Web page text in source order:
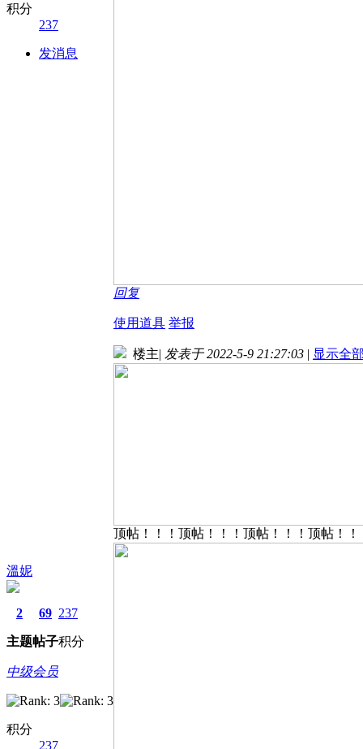
积分
237
发消息
回复
使用道具 举报
溫妮
2
主题
69
帖子
237
积分
中级会员
积分
237
楼主| 发表于 2022-5-9 21:27:03 | 显示全
顶帖！！！顶帖！！！顶帖！！！顶帖！